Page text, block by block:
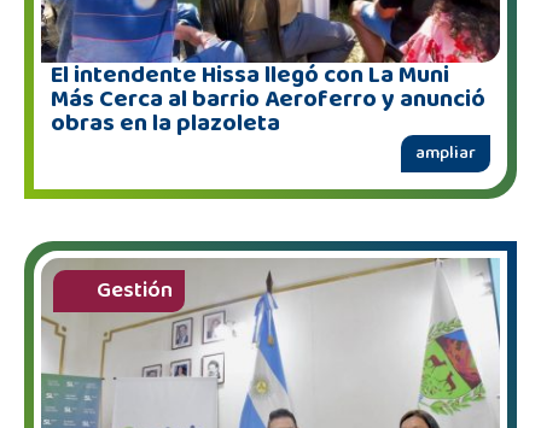
El intendente Hissa llegó con La Muni
Más Cerca al barrio Aeroferro y anunció
obras en la plazoleta
ampliar
Gestión